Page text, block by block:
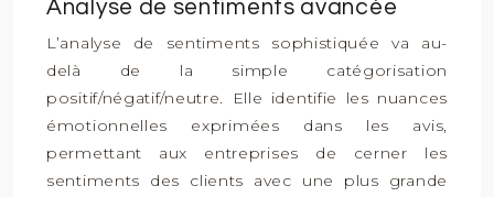
Analyse de sentiments avancée
L’analyse de sentiments sophistiquée va au-
delà de la simple catégorisation
positif/négatif/neutre. Elle identifie les nuances
émotionnelles exprimées dans les avis,
permettant aux entreprises de cerner les
sentiments des clients avec une plus grande